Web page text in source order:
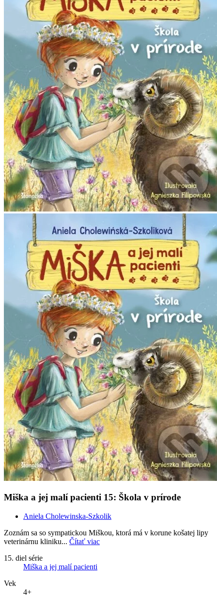
Miška a jej malí pacienti 15: Škola v prírode
Aniela Cholewinska-Szkolik
Zoznám sa so sympatickou Miškou, ktorá má v korune košatej lipy
veterinárnu kliniku... Čítať viac
15. diel série
Miška a jej malí pacienti
Vek
4+